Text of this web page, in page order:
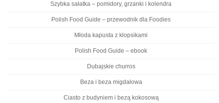
Szybka sałatka – pomidory, grzanki i kolendra
Polish Food Guide – przewodnik dla Foodies
Młoda kapusta z klopsikami
Polish Food Guide – ebook
Dubajskie churros
Beza i beza migdałowa
Ciasto z budyniem i bezą kokosową